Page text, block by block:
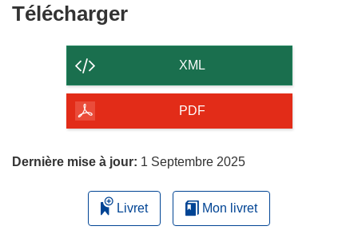
TéléchargerTélécharger
contenu
de
page
XML
PDF
Dernière mise à jour: 1 Septembre 2025
Livret Mon livret